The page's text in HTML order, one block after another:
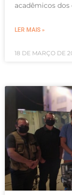
acadêmicos dos
LER MAIS »
18 DE MARÇO DE